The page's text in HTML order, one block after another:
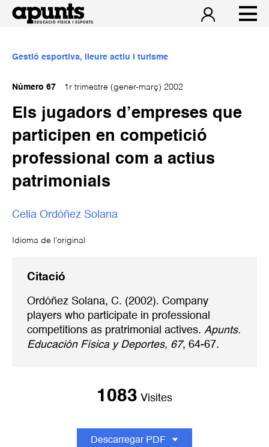
Gestió esportiva, lleure actiu i turisme
Número 67 1r trimestre (gener-març) 2002
Els jugadors d’empreses que
participen en competició
professional com a actius
patrimonials
Celia Ordóñez Solana
Idioma de l’original
Citació
Ordóñez Solana, C. (2002). Company
players who participate in professional
competitions as pratrimonial actives. Apunts.
Educación Física y Deportes, 67, 64-67.
1083 Visites
Descarregar PDF